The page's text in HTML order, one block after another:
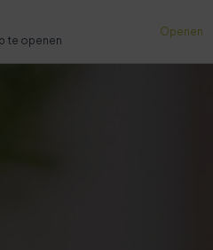
te openen
Openen